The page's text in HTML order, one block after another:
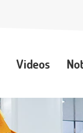
Videos